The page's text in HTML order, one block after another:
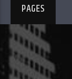
PAGES